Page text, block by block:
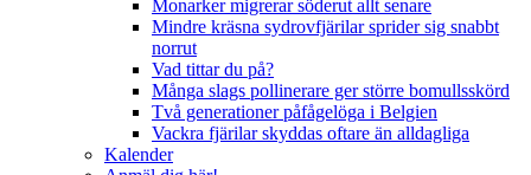
Monarker migrerar söderut allt senare
Mindre kräsna sydrovfjärilar sprider sig snabbt
norrut
Vad tittar du på?
Många slags pollinerare ger större bomullsskörd
Två generationer påfågelöga i Belgien
Vackra fjärilar skyddas oftare än alldagliga
Kalender